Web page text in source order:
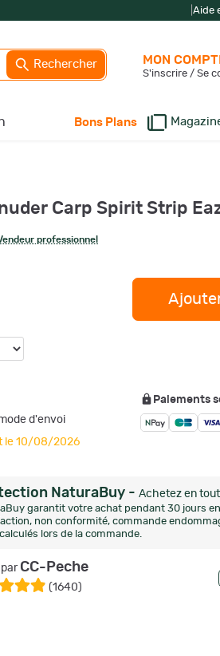
Aide
Rechercher
Bons Plans
MON
S'inscrire / Se
Carp Spirit Strip
professionnel
d'envoi
le 10/08/2026
Paiements
NaturaBuy - Achetez en
garantit votre achat pendant 30 jours
non conformité, commande
lors de la commande.
par CC-Peche
(1640)